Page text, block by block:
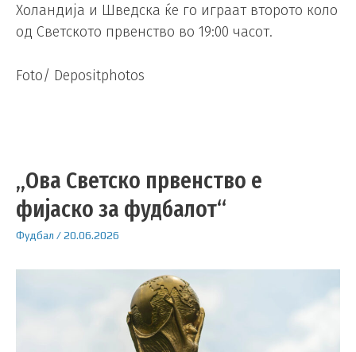
Холандија и Шведска ќе го играат второто коло
од Светското првенство во 19:00 часот.
Foto/ Depositphotos
„Ова Светско првенство е
фијаско за фудбалот“
Фудбал /20.06.2026